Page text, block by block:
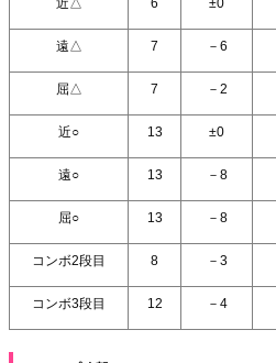
遠△ 7 －6
屈△ 7 －2
近○ 13 ±0
遠○ 13 －8
屈○ 13 －8
コンボ2段目 8 －3
コンボ3段目 12 －4